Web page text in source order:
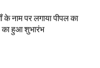
के नाम पर लगाया पीपल का
का हुआ शुभारंभ